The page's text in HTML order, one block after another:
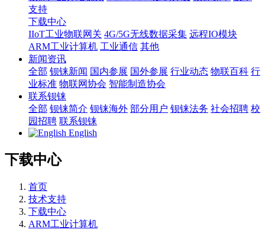
支持
下载中心
IIoT工业物联网关 4G/5G无线数据采集 远程IO模块
ARM工业计算机 工业通信 其他
新闻资讯
全部 钡铼新闻 国内参展 国外参展 行业动态 物联百科 行
业标准 物联网协会 智能制造协会
联系钡铼
全部 钡铼简介 钡铼海外 部分用户 钡铼法务 社会招聘 校
园招聘 联系钡铼
English
下载中心
首页
技术支持
下载中心
ARM工业计算机